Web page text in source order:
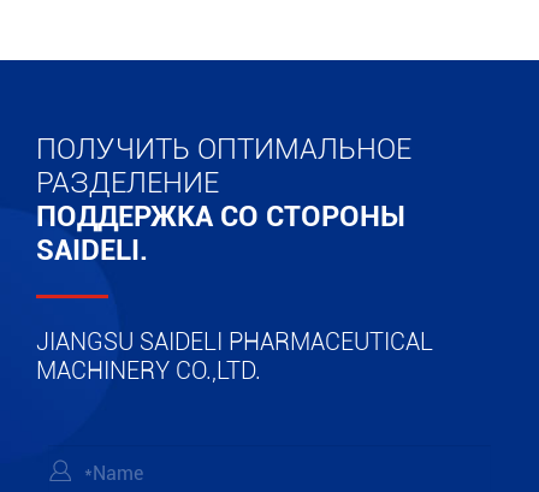
ПОЛУЧИТЬ ОПТИМАЛЬНОЕ
РАЗДЕЛЕНИЕ
ПОДДЕРЖКА СО СТОРОНЫ
SAIDELI.
JIANGSU SAIDELI PHARMACEUTICAL
MACHINERY CO.,LTD.
